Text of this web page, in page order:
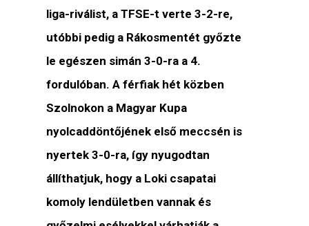
liga-riválist, a TFSE-t verte 3-2-re,
utóbbi pedig a Rákosmentét győzte
le egészen simán 3-0-ra a 4.
fordulóban. A férfiak hét közben
Szolnokon a Magyar Kupa
nyolcaddöntőjének első meccsén is
nyertek 3-0-ra, így nyugodtan
állíthatjuk, hogy a Loki csapatai
komoly lendületben vannak és